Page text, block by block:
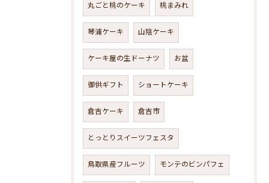
丸ごと桃のケーキ 桃まみれ
琴浦ケーキ 山陰ケーキ
ケーキ屋の生ドーナツ お盆
御供ギフト ショートケーキ
倉吉ケーキ 倉吉市
とっとりスイーツフェスタ
鳥取県産フルーツ モンテのビンパフェ